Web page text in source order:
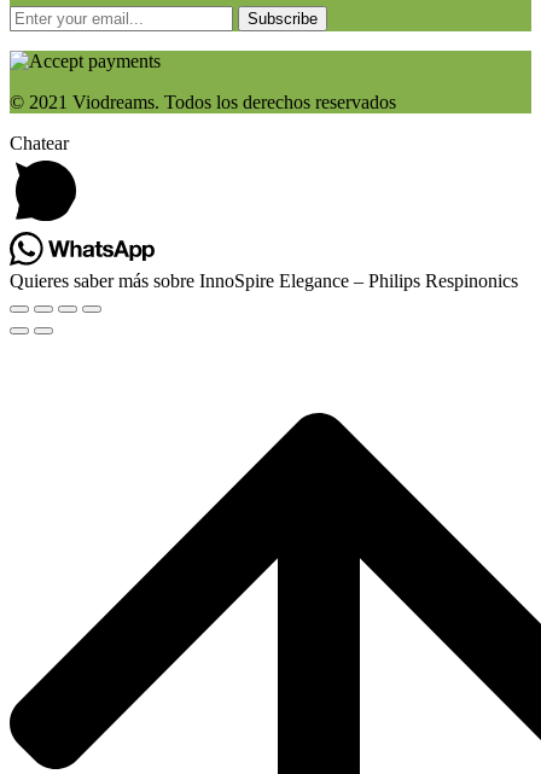
Subscribe
© 2021 Viodreams. Todos los derechos reservados
Chatear
Quieres saber más sobre InnoSpire Elegance – Philips Respinonics